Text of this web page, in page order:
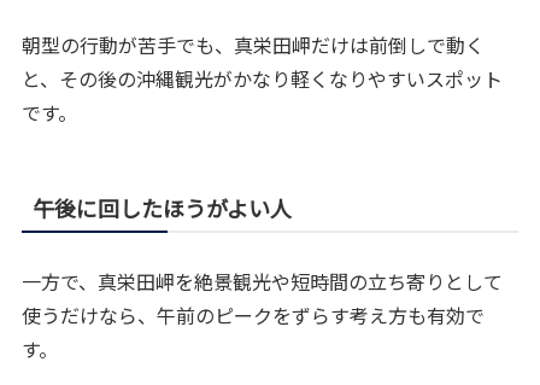
朝型の行動が苦手でも、真栄田岬だけは前倒しで動く
と、その後の沖縄観光がかなり軽くなりやすいスポット
です。
午後に回したほうがよい人
一方で、真栄田岬を絶景観光や短時間の立ち寄りとして
使うだけなら、午前のピークをずらす考え方も有効で
す。